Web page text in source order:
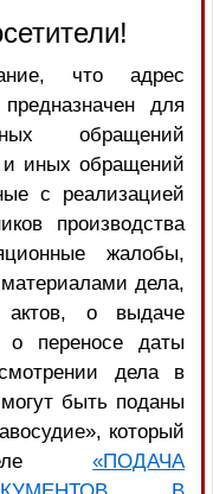
что адрес
для
обращений
и иных обращений
с реализацией
производства
жалобы,
дела,
о выдаче
о переносе даты
дела в
быть поданы
который
«ПОДАЧА